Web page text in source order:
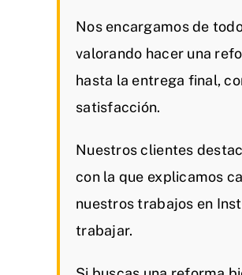
Nos encargamos de
valorando hacer una
hasta la entrega final,
satisfacción.
Nuestros clientes
con la que explicamos
nuestros trabajos en
trabajar.